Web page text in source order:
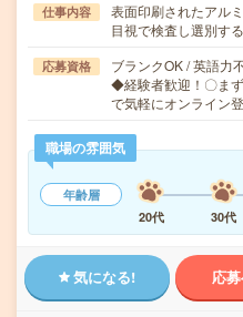
仕事内容
表面印刷されたアル
目視で検査し選別す
応募資格
ブランクOK / 英語力
◆経験者歓迎！〇ま
で気軽にオンライン
職場の雰囲気
年齢層
20代
30代
気になる! 応